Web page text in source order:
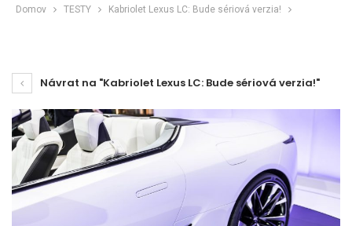
Domov TESTY Kabriolet Lexus LC: Bude sériová verzia!
Návrat na "Kabriolet Lexus LC: Bude sériová verzia!"